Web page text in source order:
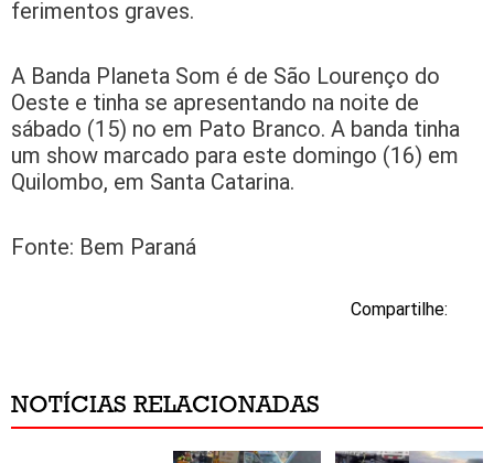
ferimentos graves.
A Banda Planeta Som é de São Lourenço do
Oeste e tinha se apresentando na noite de
sábado (15) no em Pato Branco. A banda tinha
um show marcado para este domingo (16) em
Quilombo, em Santa Catarina.
Fonte: Bem Paraná
Compartilhe:
NOTÍCIAS RELACIONADAS